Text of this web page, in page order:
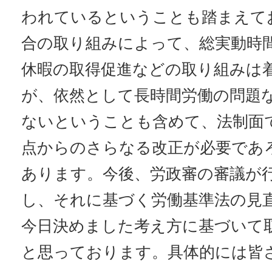
われているということも踏まえて
合の取り組みによって、総実動時
休暇の取得促進などの取り組みは
が、依然として長時間労働の問題
ないということも含めて、法制面
点からのさらなる改正が必要であ
あります。今後、労政審の審議が
し、それに基づく労働基準法の見
今日決めました考え方に基づいて
と思っております。具体的には皆